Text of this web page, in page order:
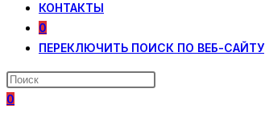
КОНТАКТЫ
0
ПЕРЕКЛЮЧИТЬ ПОИСК ПО ВЕБ-САЙТУ
0